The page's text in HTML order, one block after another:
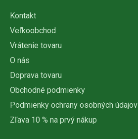
Kontakt
Veľkoobchod
Vrátenie tovaru
O nás
Doprava tovaru
Obchodné podmienky
Podmienky ochrany osobných údajov
Zľava 10 % na prvý nákup